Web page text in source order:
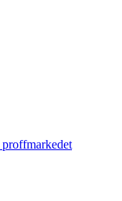
proffmarkedet